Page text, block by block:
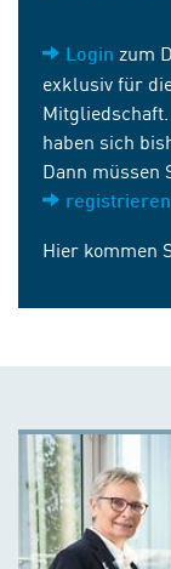
Login zum
exklusiv für
haben sich
Dann müssen
registrieren
Hier kommen